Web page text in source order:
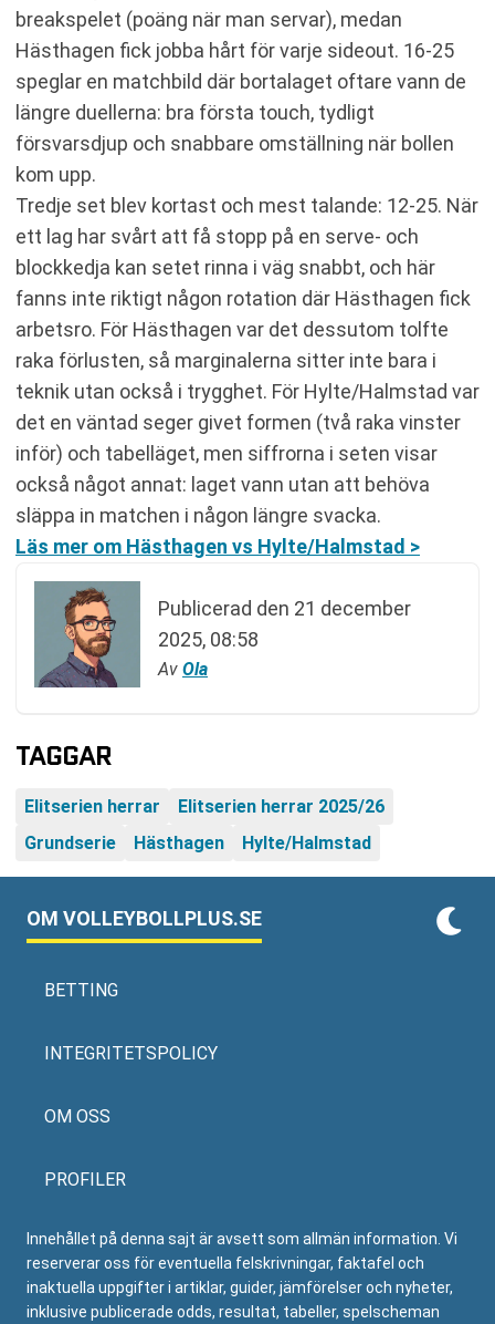
breakspelet (poäng när man servar), medan
Hästhagen fick jobba hårt för varje sideout. 16-25
speglar en matchbild där bortalaget oftare vann de
längre duellerna: bra första touch, tydligt
försvarsdjup och snabbare omställning när bollen
kom upp.
Tredje set blev kortast och mest talande: 12-25. När
ett lag har svårt att få stopp på en serve- och
blockkedja kan setet rinna i väg snabbt, och här
fanns inte riktigt någon rotation där Hästhagen fick
arbetsro. För Hästhagen var det dessutom tolfte
raka förlusten, så marginalerna sitter inte bara i
teknik utan också i trygghet. För Hylte/Halmstad var
det en väntad seger givet formen (två raka vinster
inför) och tabelläget, men siffrorna i seten visar
också något annat: laget vann utan att behöva
släppa in matchen i någon längre svacka.
Läs mer om Hästhagen vs Hylte/Halmstad >
Publicerad den 21 december
2025, 08:58
Av Ola
TAGGAR
Elitserien herrar
Elitserien herrar 2025/26
Grundserie
Hästhagen Hylte/Halmstad
OM VOLLEYBOLLPLUS.SE
BETTING
INTEGRITETSPOLICY
OM OSS
PROFILER
Innehållet på denna sajt är avsett som allmän information. Vi
reserverar oss för eventuella felskrivningar, faktafel och
inaktuella uppgifter i artiklar, guider, jämförelser och nyheter,
inklusive publicerade odds, resultat, tabeller, spelscheman